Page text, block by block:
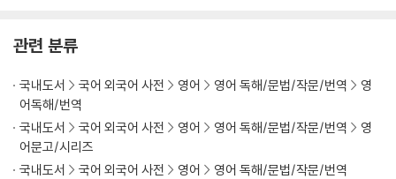
관련 분류
국내도서 국어 외국어 사전 영어 영어 독해/문법/작문/번역
영
어독해/번역
국내도서
국어 외국어 사전 영어 영어 독해/문법/작문/번역
영
어문고/시리즈
국내도서
국어 외국어 사전 영어 영어 독해/문법/작문/번역